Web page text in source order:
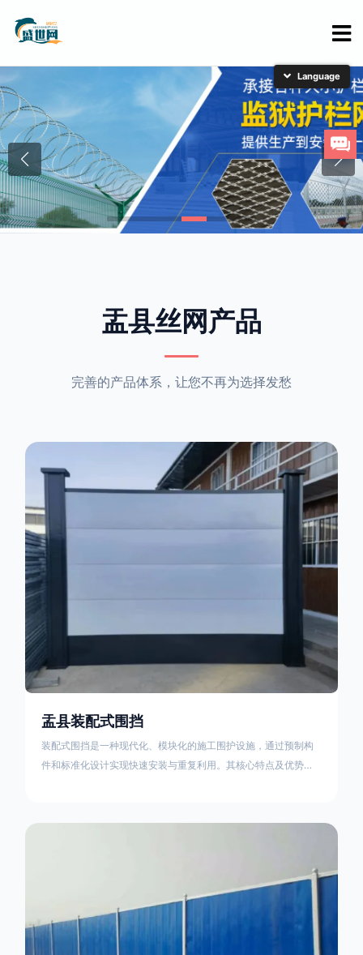
盂县丝网产品
完善的产品体系，让您不再为选择发愁
盂县装配式围挡
装配式围挡是一种现代化、模块化的施工围护设施，通过预制构
件和标准化设计实现快速安装与重复利用。其核心特点及优势如
撑、横撑加强筋等部件增强整体稳定性立柱规格：通常为
简体中文
English
日本語
한국어